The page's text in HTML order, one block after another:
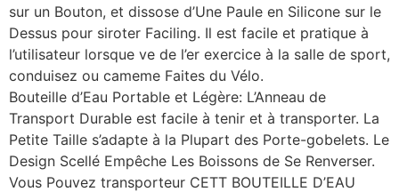
sur un Bouton, et dissose d’Une Paule en Silicone sur le
Dessus pour siroter Faciling. Il est facile et pratique à
l’utilisateur lorsque ve de l’er exercice à la salle de sport,
conduisez ou cameme Faites du Vélo.
Bouteille d’Eau Portable et Légère: L’Anneau de
Transport Durable est facile à tenir et à transporter. La
Petite Taille s’adapte à la Plupart des Porte-gobelets. Le
Design Scellé Empêche Les Boissons de Se Renverser.
Vous Pouvez transporteur CETT BOUTEILLE D’EAU